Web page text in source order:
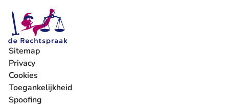
Sitemap
Privacy
Cookies
Toegankelijkheid
Spoofing